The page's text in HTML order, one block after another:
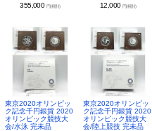
355,000 円(税別)
12,000 円(税別)
東京2020オリンピッ
ク記念千円銀貨 2020
オリンピック競技大
会/水泳 完未品
東京2020オリンピッ
ク記念千円銀貨 2020
オリンピック競技大
会/陸上競技 完未品